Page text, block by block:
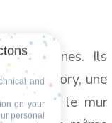
plus jeunes. Ils
Factory, une
bowling, le mur
and
on your
personal